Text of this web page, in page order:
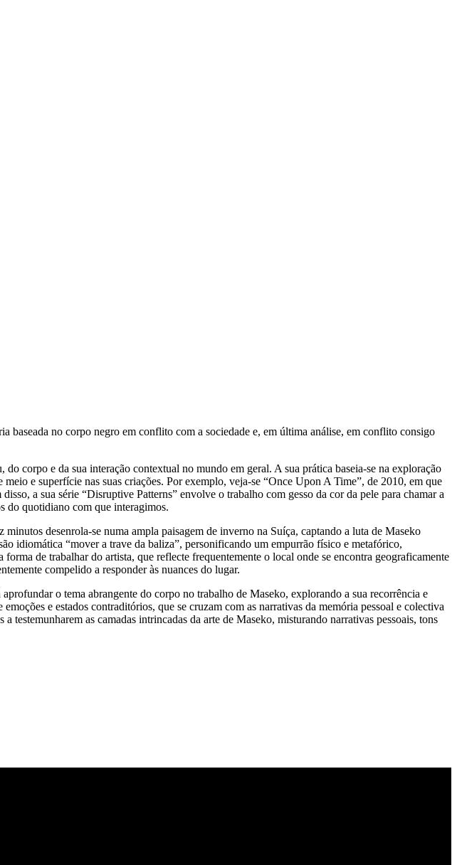
baseada no corpo negro em conflito com a sociedade e, em última análise, em conflito consigo
corpo e da sua interação contextual no mundo em geral. A sua prática baseia-se na exploração
e superfície nas suas criações. Por exemplo, veja-se “Once Upon A Time”, de 2010, em que
a sua série “Disruptive Patterns” envolve o trabalho com gesso da cor da pele para chamar a
do quotidiano com que interagimos.
desenrola-se numa ampla paisagem de inverno na Suíça, captando a luta de Maseko
idiomática “mover a trave da baliza”, personificando um empurrão físico e metafórico,
de trabalhar do artista, que reflecte frequentemente o local onde se encontra geograficamente
compelido a responder às nuances do lugar.
o tema abrangente do corpo no trabalho de Maseko, explorando a sua recorrência e
e estados contraditórios, que se cruzam com as narrativas da memória pessoal e colectiva
as camadas intrincadas da arte de Maseko, misturando narrativas pessoais, tons